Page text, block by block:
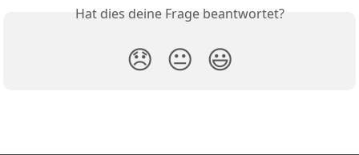
Hat dies deine Frage beantwortet?
😞 😐 😃